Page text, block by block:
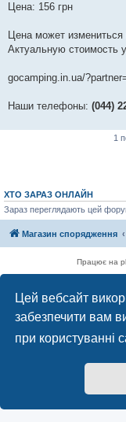
Цей вебсайт
забезпечити вам
при користуванні
н
Цена: 156 грн
Цена может
Актуальную стоимость
gocamping.in.ua/
Наши телефоны: (044)
1
ХТО ЗАРАЗ ОНЛАЙН
Зараз переглядають цей
Магазин спорядження
Працює на